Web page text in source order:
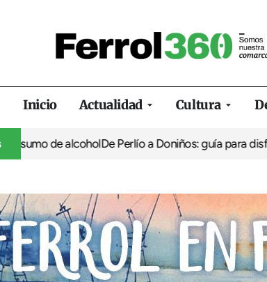
Inicio Actualidad Cultura
alcoholDe Perlío a Doniños: guía para disfrutar del fin